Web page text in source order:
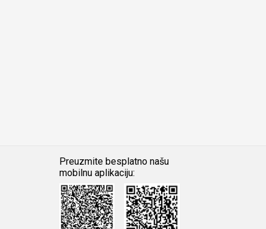
Preuzmite besplatno našu
mobilnu aplikaciju:
Android iOS